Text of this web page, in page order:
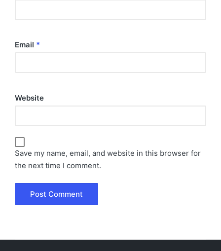
Email *
Website
Save my name, email, and website in this browser for
the next time I comment.